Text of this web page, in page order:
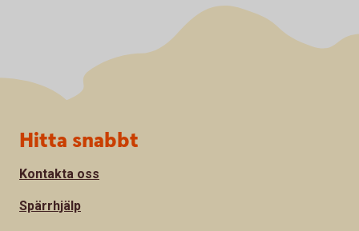
Sidfot
Hitta snabbt
Kontakta oss
Spärrhjälp